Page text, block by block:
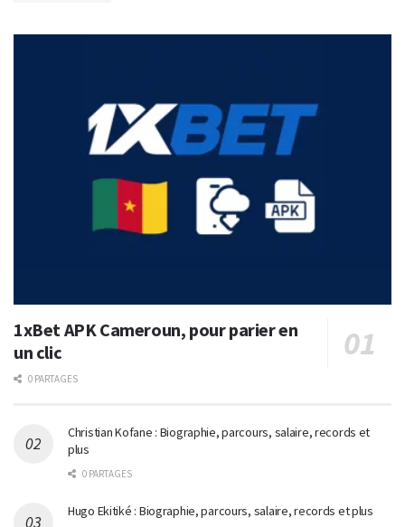
1xBet APK Cameroun, pour parier en
un clic
0 PARTAGES
Christian Kofane : Biographie, parcours, salaire, records et
plus
0 PARTAGES
Hugo Ekitiké : Biographie, parcours, salaire, records et plus